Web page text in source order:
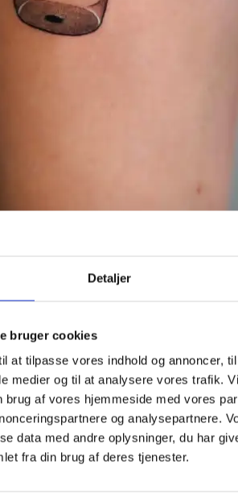
Detaljer
bruger cookies
at tilpasse vores indhold og annoncer,
medier og til at analysere vores trafik.
brug af vores hjemmeside med vores
og analysepartnere.
data med andre oplysninger, du har
fra din brug af deres tjenester.